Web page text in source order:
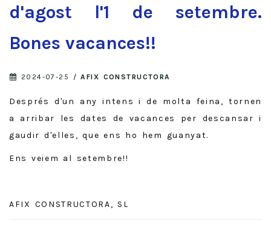
d'agost l'1 de setembre.
Bones vacances!!
2024-07-25 / AFIX CONSTRUCTORA
Després d'un any intens i de molta feina, tornen
a arribar les dates de vacances per descansar i
gaudir d'elles, que ens ho hem guanyat.
Ens veiem al setembre!!
AFIX CONSTRUCTORA, SL